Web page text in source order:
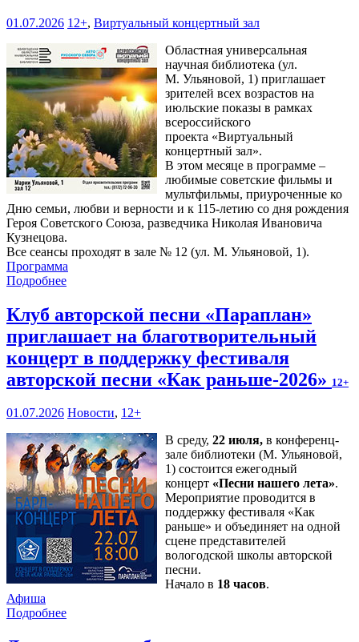
01.07.2026 12+, Виртуальный концертный зал
Областная универсальная
научная библиотека (ул.
М. Ульяновой, 1) приглашает
зрителей всех возрастов на
июльские показы в рамках
всероссийского
проекта «Виртуальный
концертный зал».
В этом месяце в программе –
любимые советские фильмы и
мультфильмы, приуроченные ко
Дню семьи, любви и верности и к 115-летию со дня рождения
Героя Советского Союза, разведчика Николая Ивановича
Кузнецова.
Все сеансы проходят в зале № 12 (ул. М. Ульяновой, 1).
Программа
Подробнее
Клуб авторской песни «Параплан»
приглашает на благотворительный
концерт в поддержку фестиваля
авторской песни «Как раньше-2026» 12+
01.07.2026 Новости, 12+
В среду, 22 июля, в конференц-
зале библиотеки (М. Ульяновой,
1) состоится ежегодный
концерт «Песни нашего лета».
Мероприятие проводится в
поддержку фестиваля «Как
раньше» и объединяет на одной
сцене представителей
вологодской школы авторской
песни.
Начало в 18 часов.
Афиша
Подробнее